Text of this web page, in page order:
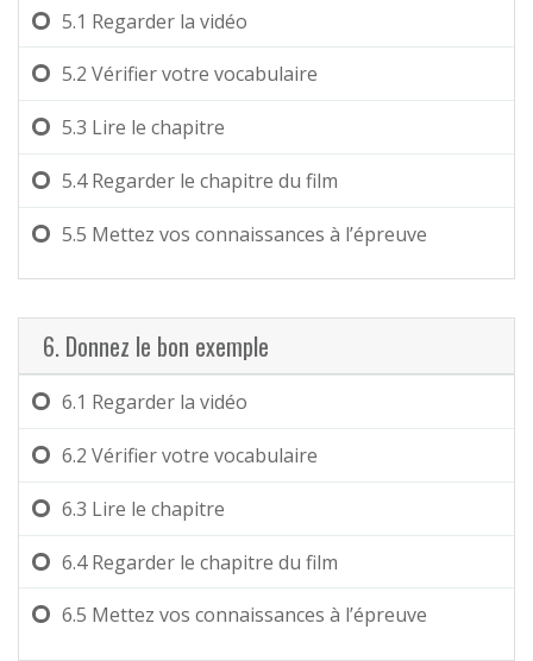
5.1 Regarder la vidéo
5.2 Vérifier votre vocabulaire
5.3 Lire le chapitre
5.4Regarder le chapitre du film
5.5 Mettez vos connaissances à l’épreuve
6. Donnez le bon exemple
6.1 Regarder la vidéo
6.2 Vérifier votre vocabulaire
6.3 Lire le chapitre
6.4Regarder le chapitre du film
6.5 Mettez vos connaissances à l’épreuve